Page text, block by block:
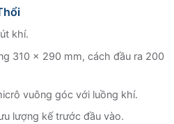
khí.
310 x 290 mm, cách đầu ra 200
vuông góc với luồng khí.
lượng kế trước đầu vào.